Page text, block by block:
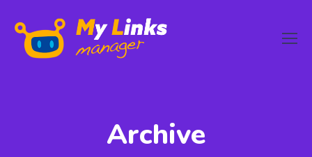
Archive